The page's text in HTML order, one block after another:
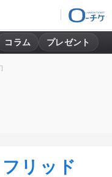
コラム プレゼント
リッド